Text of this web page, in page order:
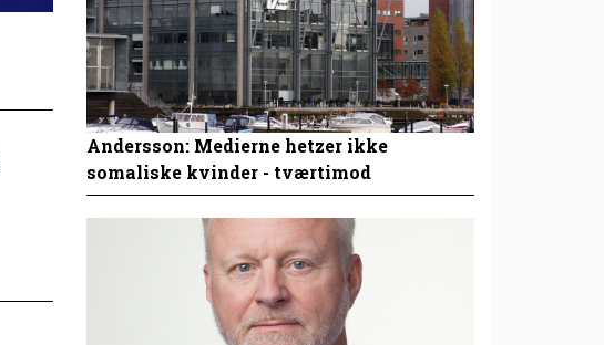
Andersson: Medierne hetzer ikke
somaliske kvinder - tværtimod